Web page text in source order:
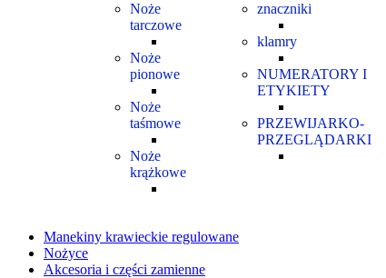
Noże
tarczowe
Noże
pionowe
Noże
taśmowe
Noże
krążkowe
znaczniki
klamry
NUMERATORY I
ETYKIETY
PRZEWIJARKO-
PRZEGLĄDARKI
Manekiny krawieckie regulowane
Nożyce
Akcesoria i części zamienne